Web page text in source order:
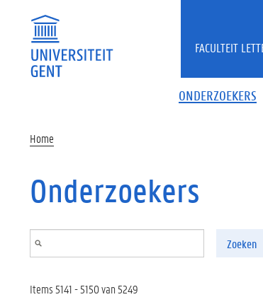
ONDERZOEKERS
FACULTEIT
Home
Onderzoekers
Zoeken
Items 5141 - 5150 van 5249